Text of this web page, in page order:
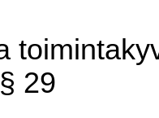
§ 29